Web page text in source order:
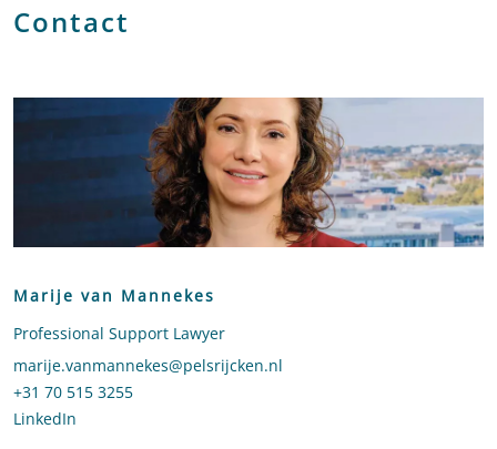
Contact
Marije van Mannekes
Professional Support Lawyer
Stuur een e-mail naar Marije van Mannekes
marije.vanmannekes@pelsrijcken.nl
Bel naar Marije van Mannekes
+31 70 515 3255
LinkedIn